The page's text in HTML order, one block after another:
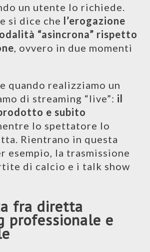
un utente lo richiede.
si dice che l’erogazione
“asincrona” rispetto
, ovvero in due momenti
quando realizziamo un
di streaming “live”: il
e subito
lo spettatore lo
Rientrano in questa
esempio, la trasmissione
di calcio e i talk show
fra diretta
professionale e